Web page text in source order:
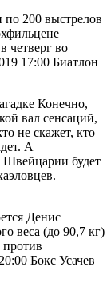
по 200 выстрелов
четверг во
17:00 Биатлон
Конечно,
вал сенсаций,
не скажет, кто
А
Швейцарии будет
Денис
веса (до 90,7 кг)
против
Бокс Усачев